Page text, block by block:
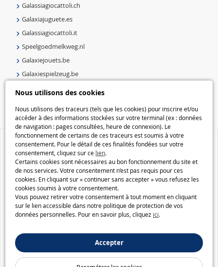
Nous utilisons des cookies
Nous utilisons des traceurs (tels que les cookies) pour inscrire et/ou
accéder à des informations stockées sur votre terminal (ex : données
de navigation : pages consultées, heure de connexion). Le
fonctionnement de certains de ces traceurs est soumis à votre
consentement. Pour le détail de ces finalités fondées sur votre
consentement, cliquez sur ce lien.
Certains cookies sont nécessaires au bon fonctionnement du site et
de nos services. Votre consentement n’est pas requis pour ces
cookies. En cliquant sur « continuer sans accepter » vous refusez les
cookies soumis à votre consentement.
Vous pouvez retirer votre consentement à tout moment en cliquant
sur le lien accessible dans notre politique de protection de vos
données personnelles. Pour en savoir plus, cliquez ici.
Accepter
Galassiagiocattoli.ch
Galaxiajuguete.es
Galassiagiocattoli.it
Speelgoedmelkweg.nl
Galaxiejouets.be
Galaxiespielzeug.be